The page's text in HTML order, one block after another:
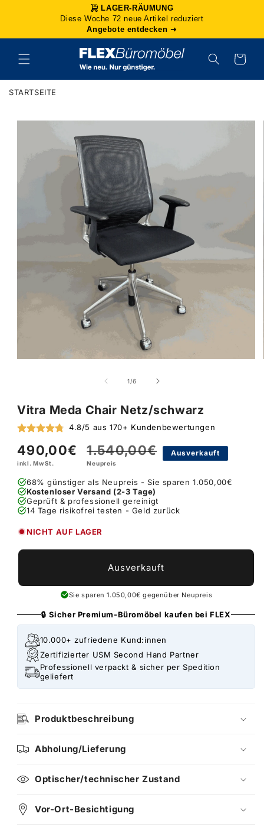
LAGER-RÄUMUNG
Diese Woche 72 neue Artikel reduziert
Angebote entdecken ➜
Warenkorb
STARTSEITE
1/von
6
Vitra Meda Chair Netz/schwarz
4.8/5 aus 170+ Kundenbewertungen
Verkaufspreis
490,00€
inkl. MwSt.
Normaler
1.540,00€
Neupreis
Ausverkauft
68% günstiger als Neupreis - Sie sparen 1.050,00€
Kostenloser Versand (2-3 Tage)
Geprüft & professionell gereinigt
14 Tage risikofrei testen - Geld zurück
NICHT AUF LAGER
Ausverkauft
Sie sparen 1.050,00€ gegenüber Neupreis
🔒 Sicher Premium-Büromöbel kaufen bei FLEX
10.000+ zufriedene Kund:innen
Zertifizierter USM Second Hand Partner
Professionell verpackt & sicher per Spedition
geliefert
Produktbeschreibung
Abholung/Lieferung
Optischer/technischer Zustand
Vor-Ort-Besichtigung